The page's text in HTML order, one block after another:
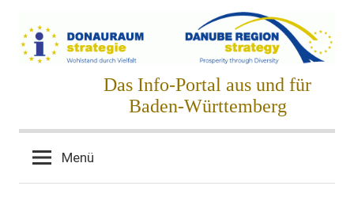
Inhalt
springen
Donauraumstrategie
Das Info-Portal aus und für
Baden-Württemberg
Menü